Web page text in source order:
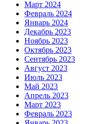
Март 2024
Февраль 2024
Январь 2024
Декабрь 2023
Ноябрь 2023
Октябрь 2023
Сентябрь 2023
Август 2023
Июль 2023
Май 2023
Апрель 2023
Март 2023
Февраль 2023